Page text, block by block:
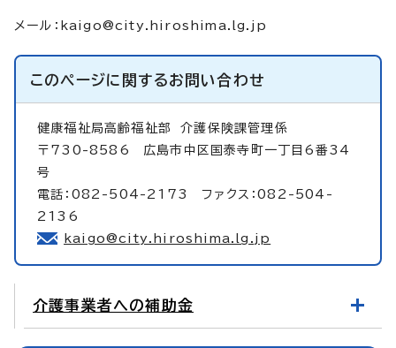
メール： kaigo@city.hiroshima.lg.jp
このページに関するお問い合わせ
健康福祉局高齢福祉部介護保険課管理係
〒730-8586 広島市中区国泰寺町一丁目6番34
号
電話：082-504-2173 ファクス：082-504-
2136
kaigo@city.hiroshima.lg.jp
介護事業者への補助金